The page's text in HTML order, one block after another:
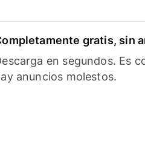
gratis, sin
en segundos. Es
anuncios molestos.